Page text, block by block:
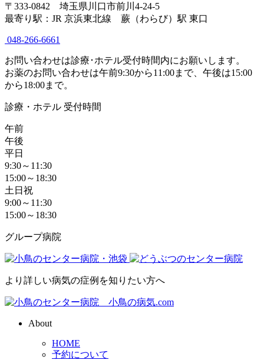
〒333-0842 埼玉県川口市前川4-24-5
最寄り駅：JR 京浜東北線 蕨（わらび）駅 東口
048-266-6661
お問い合わせは診療･ホテル受付時間内にお願いします。
お薬のお問い合わせは午前9:30から11:00まで、午後は15:00
から18:00まで。
診療・ホテル 受付時間
午前
午後
平日
9:30～11:30
15:00～18:30
土日祝
9:00～11:30
15:00～18:30
グループ病院
より詳しい病気の症例を知りたい方へ
About
HOME
予約について